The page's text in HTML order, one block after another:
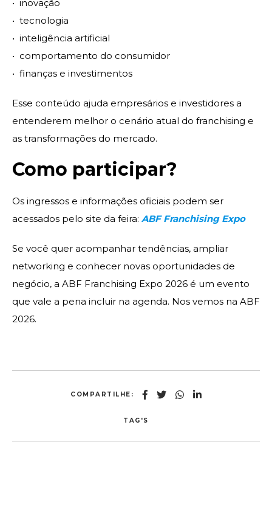
•⁠ ⁠inovação
•⁠ ⁠tecnologia
•⁠ ⁠inteligência artificial
•⁠ ⁠comportamento do consumidor
•⁠ ⁠finanças e investimentos
Esse conteúdo ajuda empresários e investidores a
entenderem melhor o cenário atual do franchising e
as transformações do mercado.
Como participar?
Os ingressos e informações oficiais podem ser
acessados pelo site da feira: ABF Franchising Expo
Se você quer acompanhar tendências, ampliar
networking e conhecer novas oportunidades de
negócio, a ABF Franchising Expo 2026 é um evento
que vale a pena incluir na agenda. Nos vemos na ABF
2026.
COMPARTILHE:
TAG'S